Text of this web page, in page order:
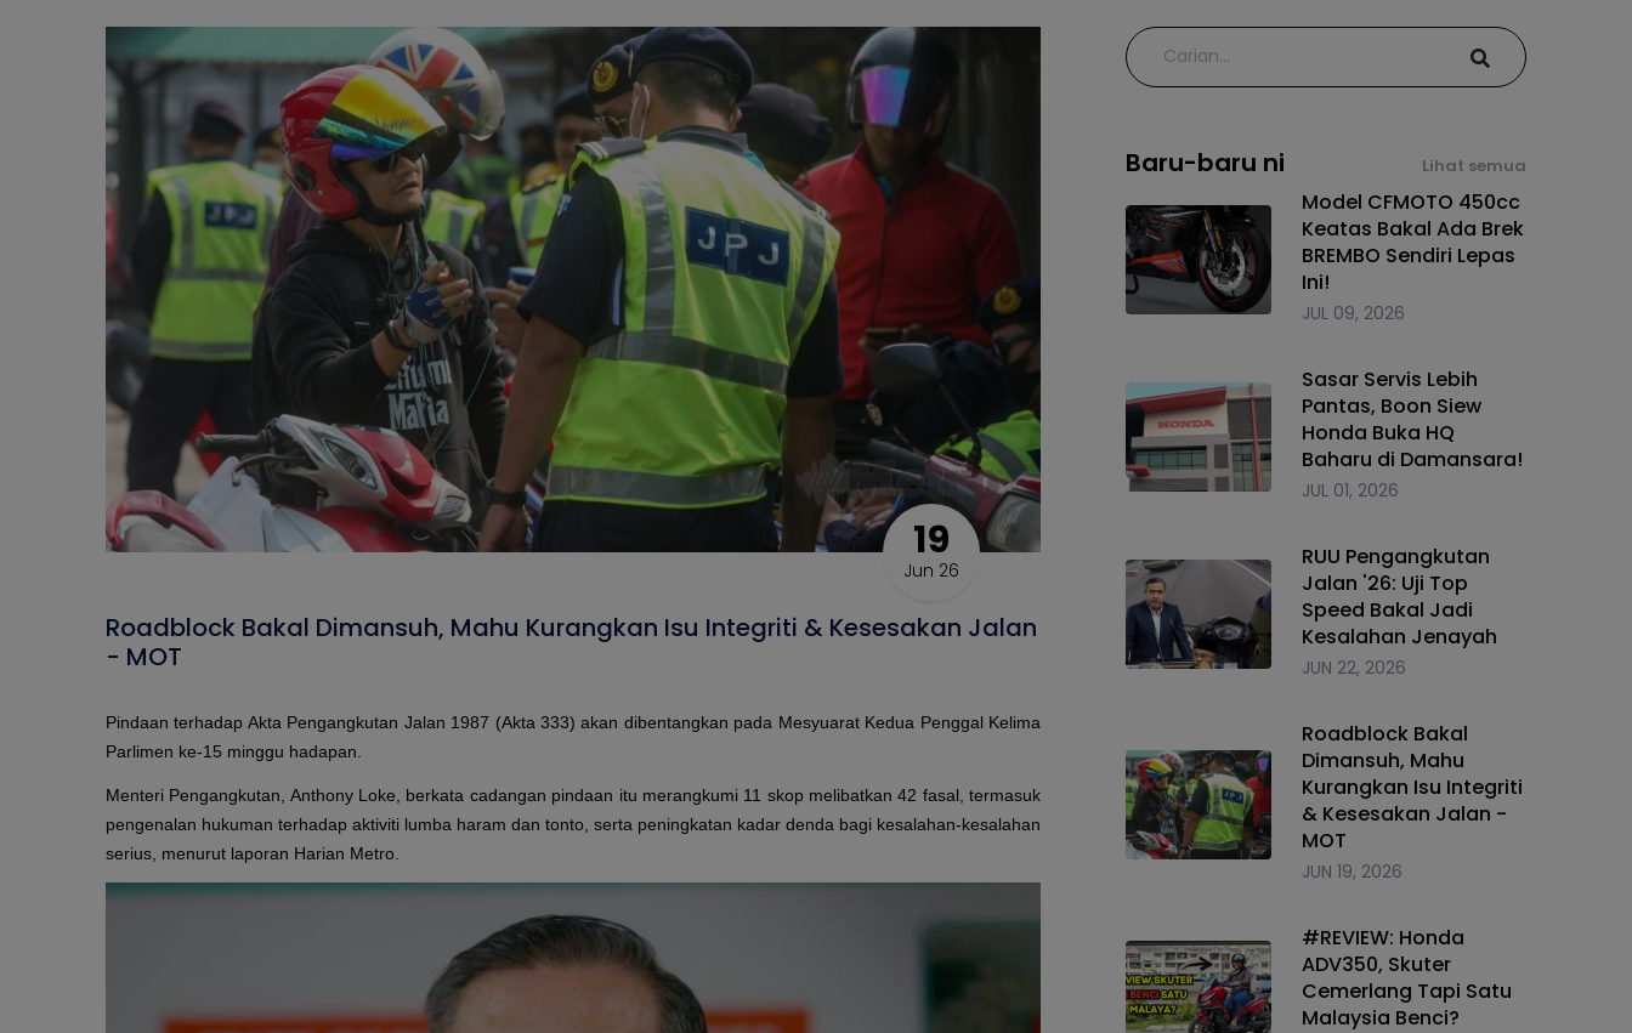
19
Jun 26
Roadblock Bakal Dimansuh, Mahu Kurangkan Isu Integriti & Kesesakan Jalan
- MOT
Pindaan terhadap Akta Pengangkutan Jalan 1987 (Akta 333) akan dibentangkan pada Mesyuarat Kedua Penggal Kelima
Parlimen ke-15 minggu hadapan.
Menteri Pengangkutan, Anthony Loke, berkata cadangan pindaan itu merangkumi 11 skop melibatkan 42 fasal, termasuk
pengenalan hukuman terhadap aktiviti lumba haram dan tonto, serta peningkatan kadar denda bagi kesalahan-kesalahan
serius, menurut laporan Harian Metro.
Baru-baru ni Lihat semua
Model CFMOTO 450cc
Keatas Bakal Ada Brek
BREMBO Sendiri Lepas
Ini!
JUL 09, 2026
Sasar Servis Lebih
Pantas, Boon Siew
Honda Buka HQ
Baharu di Damansara!
JUL 01, 2026
RUU Pengangkutan
Jalan '26: Uji Top
Speed Bakal Jadi
Kesalahan Jenayah
JUN 22, 2026
Roadblock Bakal
Dimansuh, Mahu
Kurangkan Isu Integriti
& Kesesakan Jalan -
MOT
JUN 19, 2026
#REVIEW: Honda
ADV350, Skuter
Cemerlang Tapi Satu
Malaysia Benci?